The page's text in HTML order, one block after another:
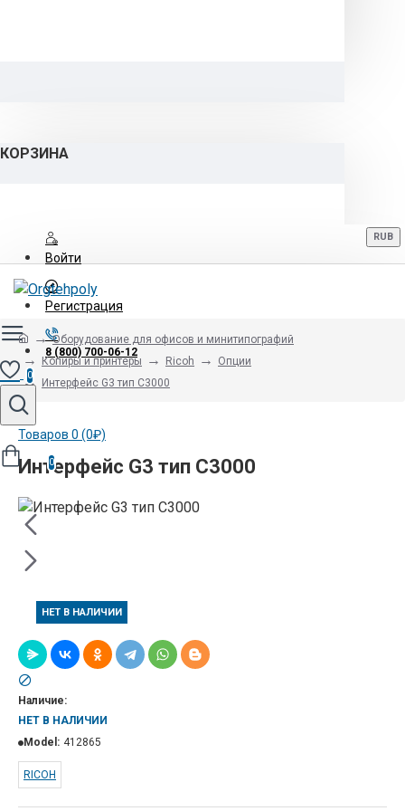
КОРЗИНА
Войти
Регистрация
8 (800) 700-06-12
RUB
0
Товаров 0 (0₽)
0
Оборудование для офисов и минитипографий
Копиры и принтеры
Ricoh
Опции
Интерфейс G3 тип С3000
Интерфейс G3 тип С3000
НЕТ В НАЛИЧИИ
Наличие:
НЕТ В НАЛИЧИИ
Model: 412865
RICOH